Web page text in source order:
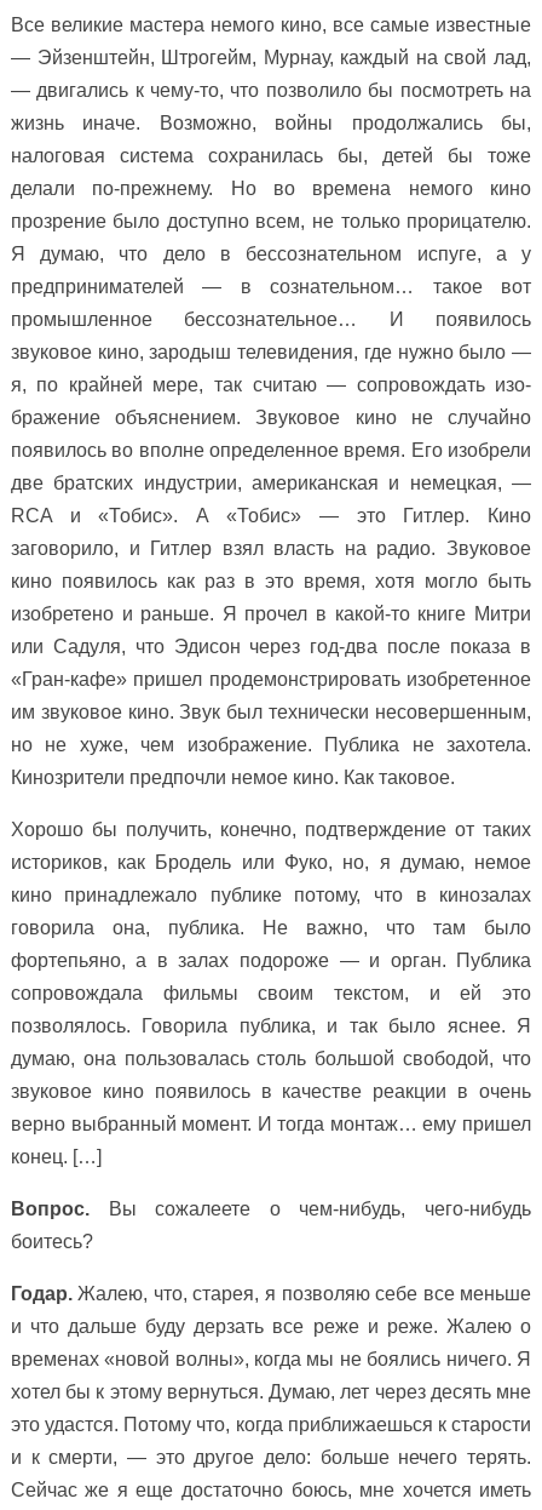
Все великие мастера немого кино, все самые известные
— Эйзенштейн, Штрогейм, Мурнау, каждый на свой лад,
— двигались к чему-то, что позволило бы посмотреть на
жизнь иначе. Возможно, войны продолжались бы,
налоговая система сохранилась бы, детей бы тоже
делали по-прежнему. Но во времена немого кино
прозрение было доступно всем, не только прорицателю.
Я думаю, что дело в бессознательном испуге, а у
предпринимателей — в сознательном… такое вот
промышленное бессознательное… И появилось
звуковое кино, зародыш телевидения, где нужно было —
я, по крайней мере, так считаю — сопровождать изо-
бражение объяснением. Звуковое кино не случайно
появилось во вполне определенное время. Его изобрели
две братских индустрии, американская и немецкая, —
RCA и «Тобис». А «Тобис» — это Гитлер. Кино
заговорило, и Гитлер взял власть на радио. Звуковое
кино появилось как раз в это время, хотя могло быть
изобретено и раньше. Я прочел в какой-то книге Митри
или Садуля, что Эдисон через год-два после показа в
«Гран-кафе» пришел продемонстрировать изобретенное
им звуковое кино. Звук был технически несовершенным,
но не хуже, чем изображение. Публика не захотела.
Кинозрители предпочли немое кино. Как таковое.
Хорошо бы получить, конечно, подтверждение от таких
историков, как Бродель или Фуко, но, я думаю, немое
кино принадлежало публике потому, что в кинозалах
говорила она, публика. Не важно, что там было
фортепьяно, а в залах подороже — и орган. Публика
сопровождала фильмы своим текстом, и ей это
позволялось. Говорила публика, и так было яснее. Я
думаю, она пользовалась столь большой свободой, что
звуковое кино появилось в качестве реакции в очень
верно выбранный момент. И тогда монтаж… ему пришел
конец. […]
Вопрос.Вы сожалеете о чем-нибудь, чего-нибудь
боитесь?
Годар. Жалею, что, старея, я позволяю себе все меньше
и что дальше буду дерзать все реже и реже. Жалею о
временах «новой волны», когда мы не боялись ничего. Я
хотел бы к этому вернуться. Думаю, лет через десять мне
это удастся. Потому что, когда приближаешься к старости
и к смерти, — это другое дело: больше нечего терять.
Сейчас же я еще достаточно боюсь, мне хочется иметь